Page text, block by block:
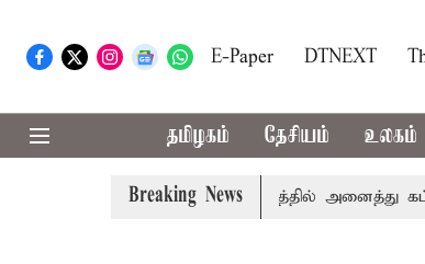
E-Paper DTNEXT
தமிழகம் தேசியம் உலகம்
Breaking News
காவிரி விவகாரம்: தமிழகத்தில் அனைத்து கட்சி